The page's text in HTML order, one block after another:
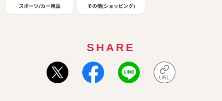
スポーツ/カー用品 その他(ショッピング)
SHARE